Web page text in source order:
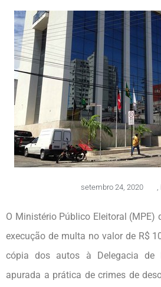
setembro 24, 2020
O Ministério Público Eleitoral (MPE)
execução de multa no valor de R$
cópia dos autos à Delegacia de
apurada a prática de crimes de